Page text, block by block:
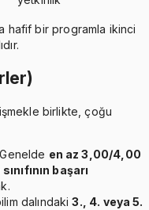
hafif bir programla ikinci
birlikte, çoğu
Genelde en az 3,00/4,00
sınıfının başarı
dalındaki3., 4. veya 5.